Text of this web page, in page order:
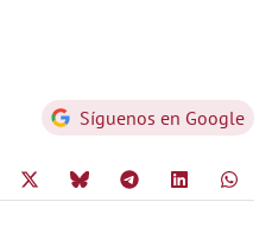
Síguenos en Google